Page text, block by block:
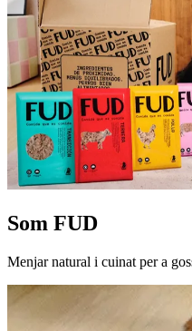
Som FUD
Menjar natural i cuinat per a